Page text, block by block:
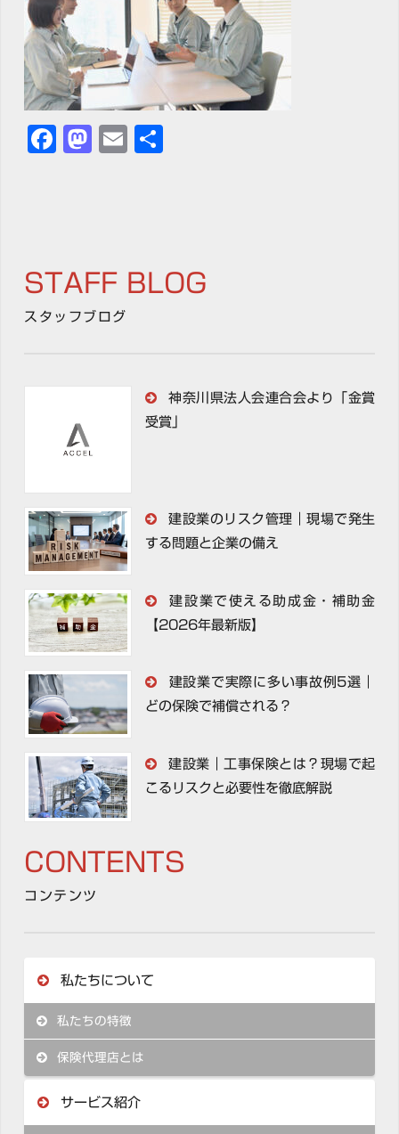
Facebook
Mastodon
Email
STAFF BLOG
スタッフブログ
神奈川県法人会連合会より「金賞
受賞」
建設業のリスク管理｜現場で発生
する問題と企業の備え
建設業で使える助成金・補助金
【2026年最新版】
建設業で実際に多い事故例5選｜
どの保険で補償される？
建設業｜工事保険とは？現場で起
こるリスクと必要性を徹底解説
CONTENTS
コンテンツ
私たちについて
私たちの特徴
保険代理店とは
サービス紹介